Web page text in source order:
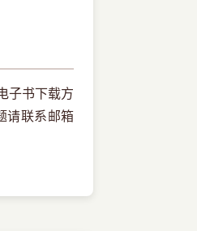
子书下载方
请联系邮箱